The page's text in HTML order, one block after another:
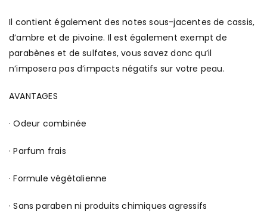
Il contient également des notes sous-jacentes de cassis,
d’ambre et de pivoine. Il est également exempt de
parabènes et de sulfates, vous savez donc qu’il
n’imposera pas d’impacts négatifs sur votre peau.
AVANTAGES
· Odeur combinée
· Parfum frais
· Formule végétalienne
· Sans paraben ni produits chimiques agressifs